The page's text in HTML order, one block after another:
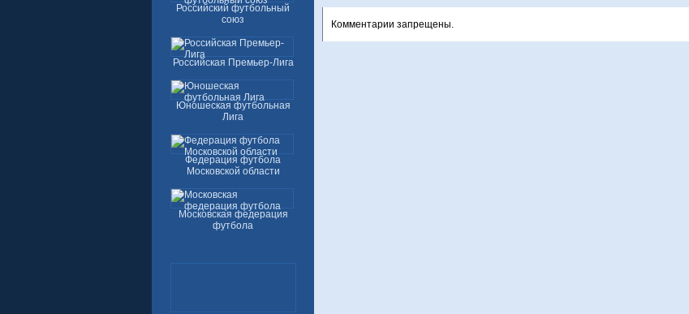
Российский футбольный
союз
Российская Премьер-Лига
Юношеская футбольная
Лига
Федерация футбола
Московской области
Московская федерация
футбола
Комментарии запрещены.